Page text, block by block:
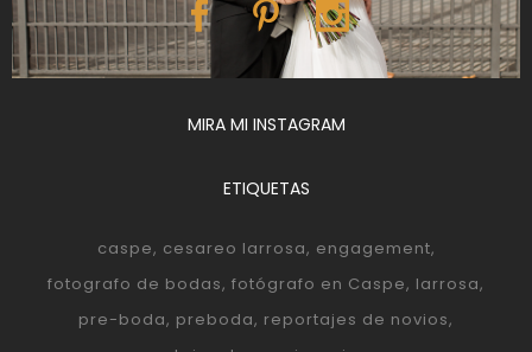
MIRA MI INSTAGRAM
ETIQUETAS
caspe cesareo larrosa engagement
fotografo de bodas fotógrafo en Caspe larrosa
pre-boda preboda reportajes de novios